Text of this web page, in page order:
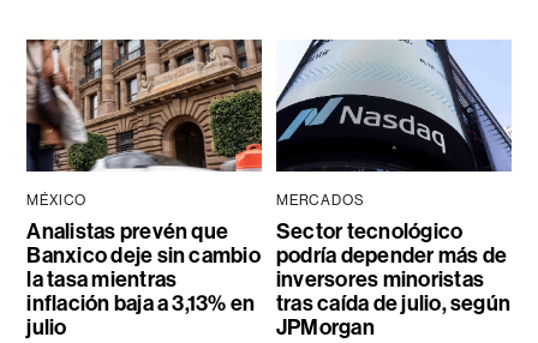
MÉXICO
Analistas prevén que
Banxico deje sin cambio
la tasa mientras
inflación baja a 3,13% en
julio
MERCADOS
Sector tecnológico
podría depender más de
inversores minoristas
tras caída de julio, según
JPMorgan